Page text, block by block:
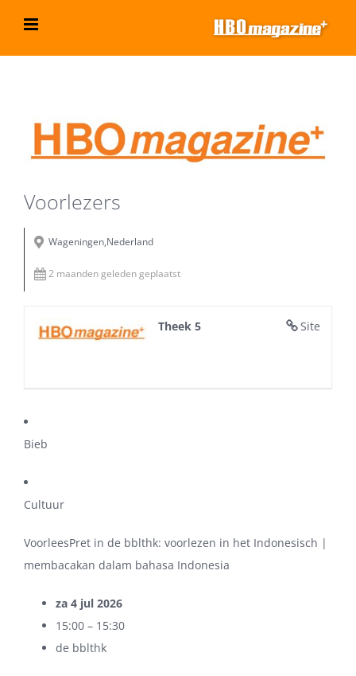
inhoud
grotere
afbeelding
Voorlezers
Wageningen,Nederland
2 maanden geleden geplaatst
Site
Theek 5
Bieb
Cultuur
VoorleesPret in de bblthk: voorlezen in het Indonesisch |
membacakan dalam bahasa Indonesia
za 4 jul 2026
15:00 – 15:30
de bblthk